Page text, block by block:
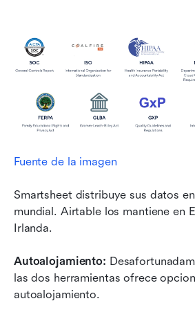
Fuente de la imagen
Smartsheet distribuye sus datos
mundial. Airtable los mantiene en
Irlanda.
Autoalojamiento:
las dos herramientas ofrece
autoalojamiento.